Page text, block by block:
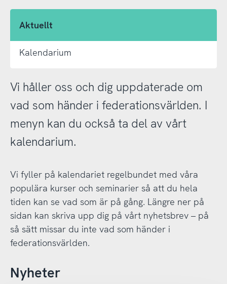
Aktuellt
Kalendarium
Vi håller oss och dig uppdaterade om
vad som händer i federationsvärlden. I
menyn kan du också ta del av vårt
kalendarium.
Vi fyller på kalendariet regelbundet med våra
populära kurser och seminarier så att du hela
tiden kan se vad som är på gång. Längre ner på
sidan kan skriva upp dig på vårt nyhetsbrev – på
så sätt missar du inte vad som händer i
federationsvärlden.
Nyheter